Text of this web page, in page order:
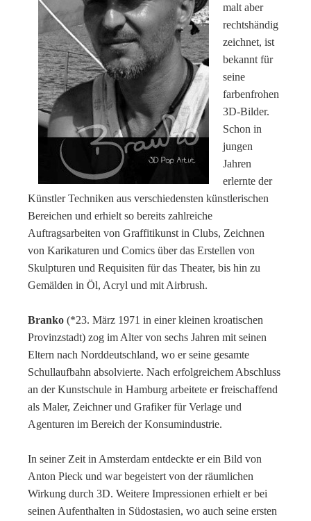
malt aber
rechtshändig
zeichnet, ist
bekannt für
seine
farbenfrohen
3D-Bilder.
Schon in
jungen
Jahren
erlernte der
KünstlerTechniken aus verschiedensten künstlerischen
Bereichen und erhielt so bereits zahlreiche
Auftragsarbeiten von Graffitikunst in Clubs, Zeichnen
von Karikaturen und Comics über das Erstellen von
Skulpturen und Requisiten für das Theater, bis hin zu
Gemälden in Öl, Acryl und mit Airbrush.
Branko (*23. März 1971 in einer kleinen kroatischen
Provinzstadt) zog im Alter von sechs Jahren mit seinen
Eltern nach Norddeutschland, wo er seine gesamte
Schullaufbahn absolvierte. Nach erfolgreichem Abschluss
an der Kunstschule in Hamburg arbeitete er freischaffend
als Maler, Zeichner und Grafiker für Verlage und
Agenturen im Bereich der Konsumindustrie.
In seiner Zeit in Amsterdam entdeckte er ein Bild von
Anton Pieck und war begeistert von der räumlichen
Wirkung durch 3D. Weitere Impressionen erhielt er bei
seinen Aufenthalten in Südostasien, wo auch seine ersten